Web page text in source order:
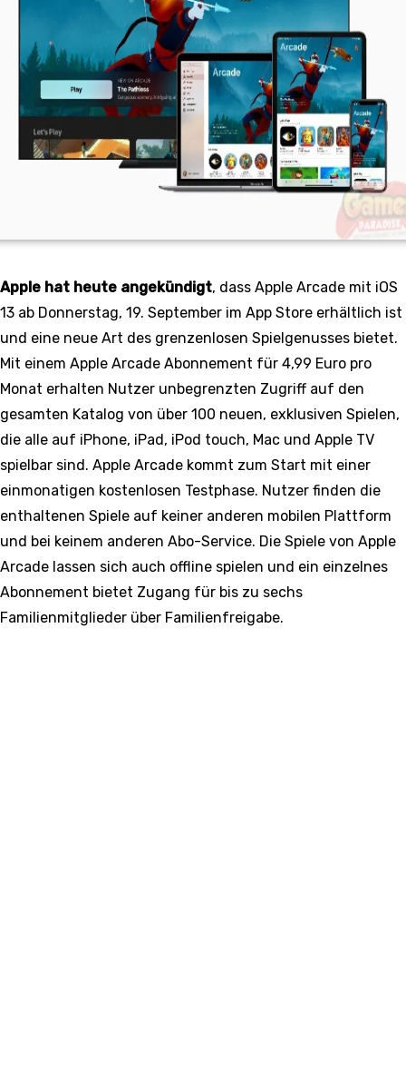
Apple hat heute angekündigt, dass Apple Arcade mit iOS
13 ab Donnerstag, 19. September im App Store erhältlich ist
und eine neue Art des grenzenlosen Spielgenusses bietet.
Mit einem Apple Arcade Abonnement für 4,99 Euro pro
Monat erhalten Nutzer unbegrenzten Zugriff auf den
gesamten Katalog von über 100 neuen, exklusiven Spielen,
die alle auf iPhone, iPad, iPod touch, Mac und Apple TV
spielbar sind. Apple Arcade kommt zum Start mit einer
einmonatigen kostenlosen Testphase. Nutzer finden die
enthaltenen Spiele auf keiner anderen mobilen Plattform
und bei keinem anderen Abo-Service. Die Spiele von Apple
Arcade lassen sich auch offline spielen und ein einzelnes
Abonnement bietet Zugang für bis zu sechs
Familienmitglieder über Familienfreigabe.